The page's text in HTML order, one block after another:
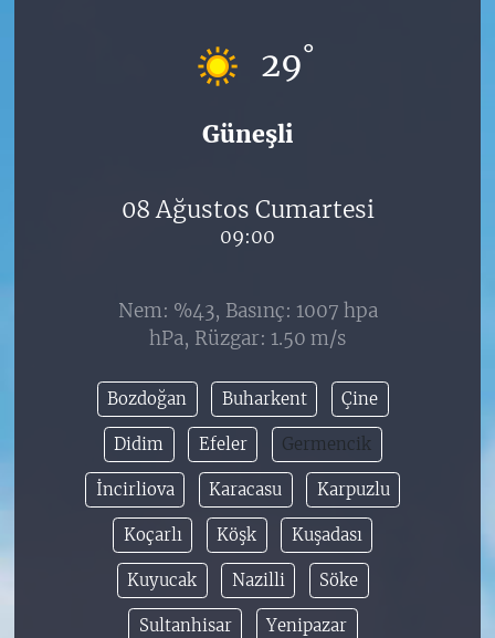
29°
Güneşli
08 Ağustos Cumartesi
09:00
Nem: %43, Basınç: 1007 hpa
hPa, Rüzgar: 1.50 m/s
Bozdoğan Buharkent Çine
Didim Efeler Germencik
İncirliova Karacasu Karpuzlu
Koçarlı Köşk Kuşadası
Kuyucak Nazilli Söke
Sultanhisar Yenipazar